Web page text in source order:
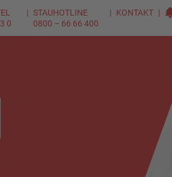
0
STAUHOTLINE
0800 – 66 66 400
KONTAKT